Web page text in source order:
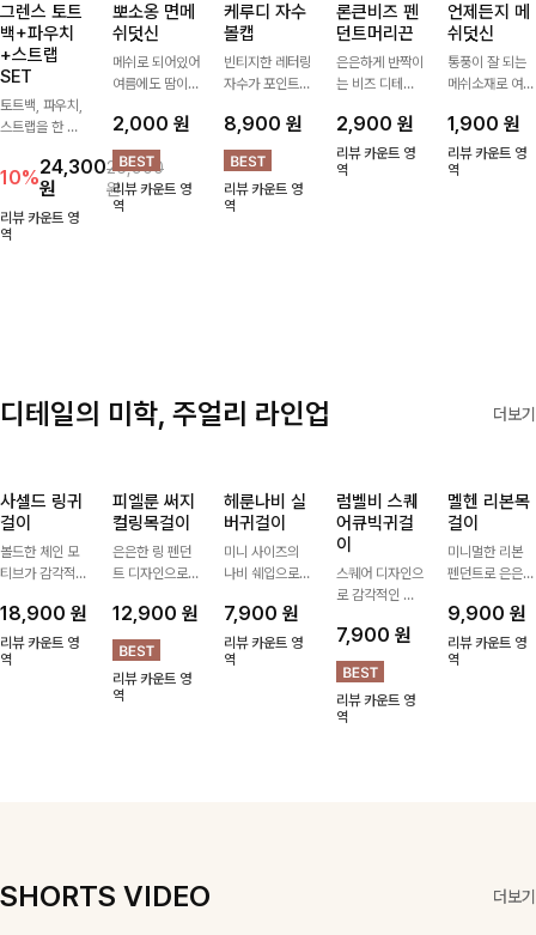
그렌스 토트
백+파우치
+스트랩
SET
토트백, 파우치,
스트랩을 한 번
ITEM활용도 높
게 어디에든 다
양하게 즐겨주세
요 ;)
10%24,300
원
26,900
원
리뷰 카운트 영
역
뽀소옹 면메
쉬덧신
메쉬로 되어있어
여름에도 땀이
음도 당당해지세
요:-)
2,000 원
리뷰 카운트 영
역
케루디 자수
볼캡
빈티지한 레터링
자수가 포인트가
에 자연스럽게
어우러지는 볼
캡!베이직한 컬
러와 깔끔한 쉐
입으로 캐주얼부
8,900원
리뷰 카운트 영
역
론큰비즈 펜
던트머리끈
은은하게 반짝이
는 비즈 디테일
트로 스타일에
센스를 더해주는
아이템, 탄탄한
2,900 원
리뷰 카운트 영
역
언제든지 메
쉬덧신
통풍이 잘 되는
메쉬소재로 여름
데일리로 신기
좋은 덧신이에요
^^
1,900원
리뷰 카운트 영
역
디테일의 미학, 주얼리 라인업 더보기
사셀드 링귀
걸이
볼드한 체인 모
티브가 감각적인
는 귀걸이- 심플
하면서도 존재감
있는 디자인으로
18,900 원
리뷰 카운트 영
역
피엘룬 써지
컬링목걸이
은은한 링 펜던
트 디자인으로
써지컬스틸 소재
로 변색 걱정 없
이 데일리로 착
용하기 좋아요-
12,900 원
리뷰 카운트 영
역
헤룬나비 실
버귀걸이
미니 사이즈의
나비 쉐입으로
내어줄 이어링,
과하지 않은 포
인트가 되어줘
7,900원
리뷰 카운트 영
역
럼벨비 스퀘
어큐빅귀걸
이
스퀘어 디자인으
로 감각적인 무
안에 큐빅을 담
아 더욱 고급스
럽게 연출되는
귀걸이에요~!
7,900 원
리뷰 카운트 영
역
멜헨 리본목
걸이
미니멀한 리본
펜던트로 은은한
는 목걸이예요.
골드, 실버 컬러
로 구성돼 어떤
9,900원
리뷰 카운트 영
역
SHORTS VIDEO 더보기